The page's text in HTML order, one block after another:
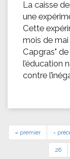
La caisse
une
Cette
mois de
Capgras"
l’éducation
contre
« premier ‹
26